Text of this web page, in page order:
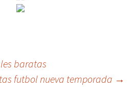
baratas
futbol nueva temporada →